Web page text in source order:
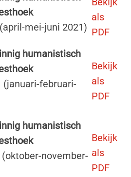
mei-juni 2021)
als
PDF
humanistisch
(januari-februari-
Bekijk
als
PDF
humanistisch
november-
Bekijk
als
PDF